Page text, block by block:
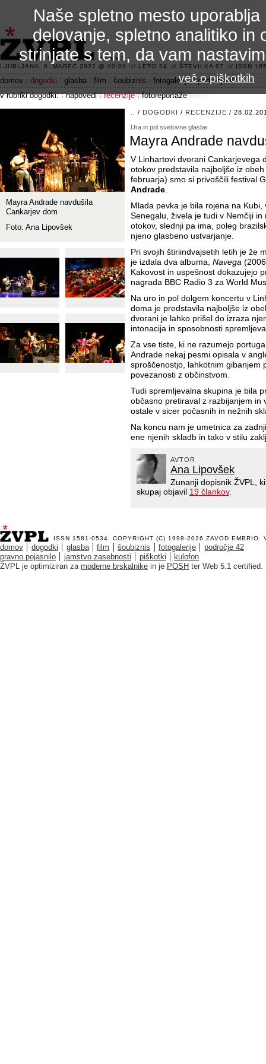
3.2 alfa R
LJUBLJANA, 8. MAREC 2022 @ 00:00 :// LETO 24 :// ŠTEVILKA 67 :// ISSN
domov dogodki glasba film šoubiznis fotogalerije
področje 42
v rubriki dogodki:
napovedi recenzije fotoreportaže
/ DOGODKI / RECENZIJE /
Ura in pol svetovne glasbe
Mayra Andrade
V Linhartovi dvorani Cankarjevega
otokov predstavila najboljše iz
februarja) smo si privoščili festival
Andrade.
Mlada pevka je bila rojena na
Senegalu, živela je tudi v Nemčiji
otokov, slednji pa ima, poleg
njeno glasbeno ustvarjanje.
Pri svojih štiriindvajsetih letih je že
je izdala dva albuma, Navega
Kakovost in uspešnost dokazujejo
nagrada BBC Radio 3 za World
Na uro in pol dolgem koncertu v
doma je predstavila najboljše iz
dvorani je lahko prišel do izraza
intonacija in sposobnosti
Za vse tiste, ki ne razumejo
Andrade nekaj pesmi opisala v
sproščenostjo, lahkotnim gibanjem
povezanosti z občinstvom.
Tudi spremljevalna skupina je bila
občasno pretiraval z razbijanjem in
ostale v sicer počasnih in nežnih
Na koncu nam je umetnica za
ene njenih skladb in tako v stilu
AVTOR
Ana Lipovšek
Zunanji dopisnik ŽVPL,
skupaj objavil 19 člankov.
Mayra Andrade navdušila
Cankarjev dom
Foto: Ana Lipovšek
ISSN 1581-0534. COPYRIGHT (C) 1998-2026 ZAVOD EMBRIO .
domov dogodki glasba film šoubiznis fotogalerije
področje 42
pravno pojasnilo
jamstvo zasebnosti piškotki
kulofon
ŽVPL je optimiziran za moderne brskalnike in je POSH ter Web 5.1 certified.
Naše spletno mesto
delovanje, spletno analitiko in
strinjate s tem, da vam
več o piškotkih